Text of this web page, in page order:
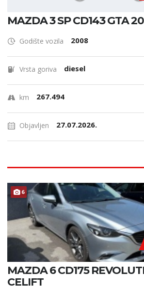
MAZDA 3 SP CD143 GTA
Godište vozila 2008
Vrsta goriva diesel
km 267.494
Objavljen 27.07.2026.
6
MAZDA 6 CD175
CELIFT